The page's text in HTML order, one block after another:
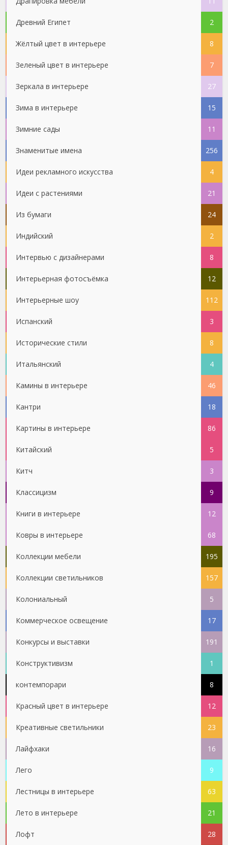
Древний Египет 2
Жёлтый цвет в интерьере 8
Зеленый цвет в интерьере 7
Зеркала в интерьере 27
Зима в интерьере 15
Зимние сады 11
Знаменитые имена 256
Идеи рекламного искусства 4
Идеи с растениями 21
Из бумаги 24
Индийский 2
Интервью с дизайнерами 8
Интерьерная фотосъёмка 12
Интерьерные шоу 112
Испанский 3
Исторические стили 8
Итальянский 4
Камины в интерьере 46
Кантри 18
Картины в интерьере 86
Китайский 5
Китч 3
Классицизм 9
Книги в интерьере 12
Ковры в интерьере 68
Коллекции мебели 195
Коллекции светильников 157
Колониальный 5
Коммерческое освещение 17
Конкурсы и выставки 191
Конструктивизм 1
контемпорари 8
Красный цвет в интерьере 12
Креативные светильники 23
Лайфхаки 16
Лего 9
Лестницы в интерьере 63
Лето в интерьере 21
Лофт 28